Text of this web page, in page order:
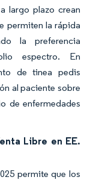
largo plazo crean
permiten la rápida
la preferencia
espectro. En
de tinea pedis
al paciente sobre
de enfermedades
Libre en EE.
permite que los